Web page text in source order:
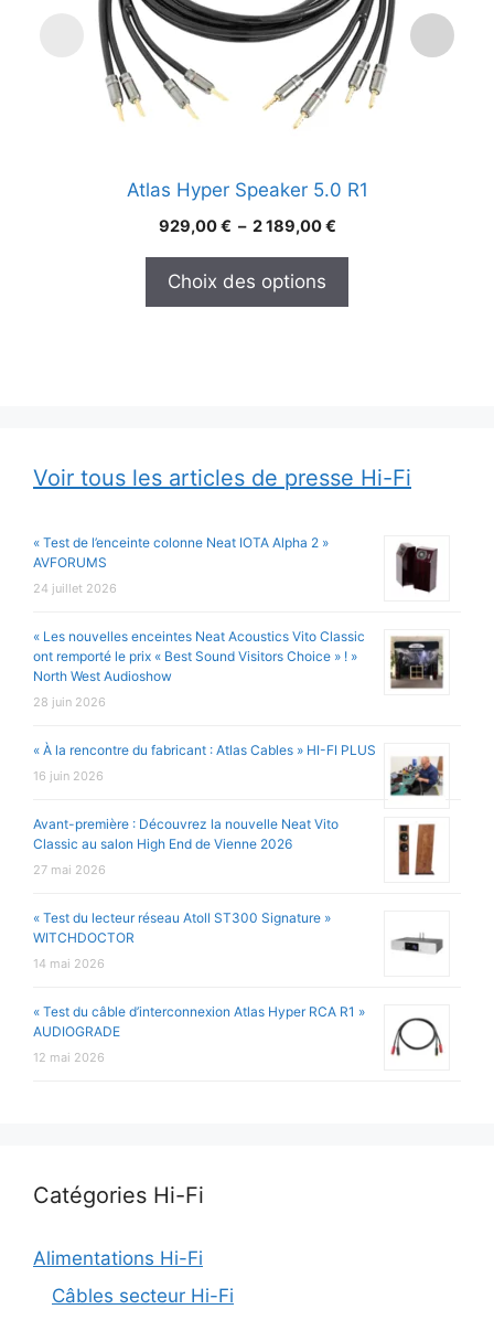
Atlas Hyper Speaker 5.0 R1
929,00€ – 2 189,00€Plage
Choix des options
peuvent
Voir tous les articles de presse Hi-Fi
« Test de l’enceinte colonne Neat IOTA Alpha 2 »
AVFORUMS
24 juillet 2026
« Les nouvelles enceintes Neat Acoustics Vito Classic
ont remporté le prix « Best Sound Visitors Choice » ! »
North West Audioshow
28 juin 2026
« À la rencontre du fabricant : Atlas Cables » HI-FI PLUS
16 juin 2026
Avant-première : Découvrez la nouvelle Neat Vito
Classic au salon High End de Vienne 2026
27 mai 2026
« Test du lecteur réseau Atoll ST300 Signature »
WITCHDOCTOR
14 mai 2026
« Test du câble d’interconnexion Atlas Hyper RCA R1 »
AUDIOGRADE
12 mai 2026
Catégories Hi-Fi
Alimentations Hi-Fi
Câbles secteur Hi-Fi